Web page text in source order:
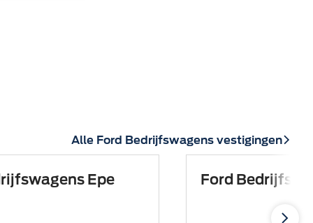
Alle Ford Bedrijfswagens vestigingen
Epe Ford